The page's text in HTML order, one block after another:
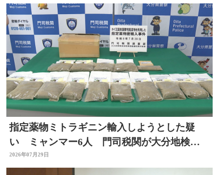
指定薬物ミトラギニン輸入しようとした疑
い ミャンマー6人 門司税関が大分地検に
告発 大分
2026年07月29日